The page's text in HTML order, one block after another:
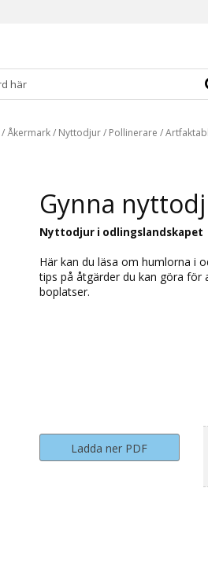
/Åkermark/ Nyttodjur/ Pollinerare /
Gynna
Nyttodjur i odlingslandskapet
Här kan du läsa om humlorna i
tips på åtgärder du kan göra
boplatser.
Ladda ner PDF